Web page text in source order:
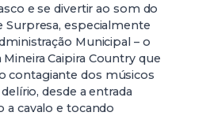
e se divertir ao som do
Surpresa, especialmente
Municipal – o
Caipira Country que
contagiante dos músicos
desde a entrada
cavalo e tocando